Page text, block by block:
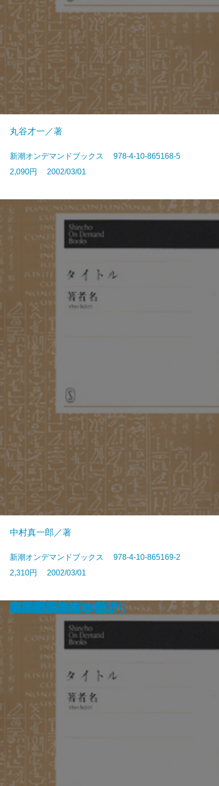
人生の検証
源氏物語私見
ガン病棟の九十九日
天からやって来た猫
アメリカが嫌いですか
この人をほめよ
夕陽の河岸
國語元年
日本語のために
丸谷才一／著
新潮オンデマンドブックス 978-4-10-865168-5
2,090円 2002/03/01
文章読本
中村真一郎／著
新潮オンデマンドブックス 978-4-10-865169-2
2,310円 2002/03/01
日本語八ツ当り
日本語 根ほり葉ほり
言葉の海へ
書藪巡歴
随筆集 書物の心
北の岬
当り屋ケンちゃん
中国の知恵
出発は遂に訪れず
シェイクスピア物語